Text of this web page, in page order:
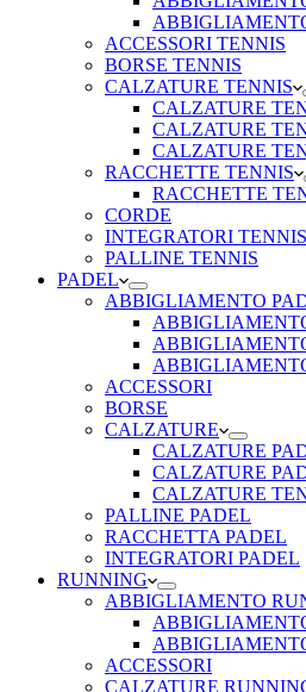
ACCESSORI TENNIS
BORSE TENNIS
CALZATURE TENNIS
CALZATURE
CALZATURE
CALZATURE
RACCHETTE TENNIS
RACCHETTE
CORDE
INTEGRATORI TENNIS
PALLINE TENNIS
PADEL
ABBIGLIAMENTO
ACCESSORI
BORSE
CALZATURE
CALZATURE
CALZATURE
CALZATURE
PALLINE PADEL
RACCHETTA PADEL
INTEGRATORI PADEL
RUNNING
ABBIGLIAMENTO
ACCESSORI
CALZATURE